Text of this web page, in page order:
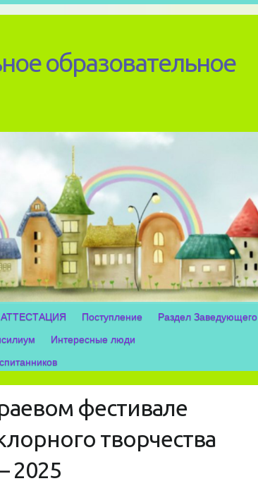
образовательное
АТТЕСТАЦИЯ Поступление
Раздел Заведующего
Интересные люди
фестивале
творчества
2025